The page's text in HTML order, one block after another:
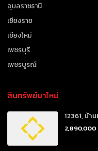
อุบลราชธานี
เชียงราย
เชียงใหม่
เพชรบุรี
เพชรบูรณ์
สินทรัพย์มาใหม่
12361, บ้า
2,890,000